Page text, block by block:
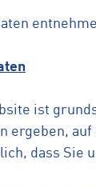
ist
ergeben,
dass Sie